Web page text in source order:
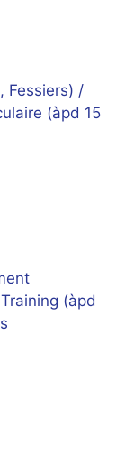
Fessiers) /
(àpd 15
(àpd